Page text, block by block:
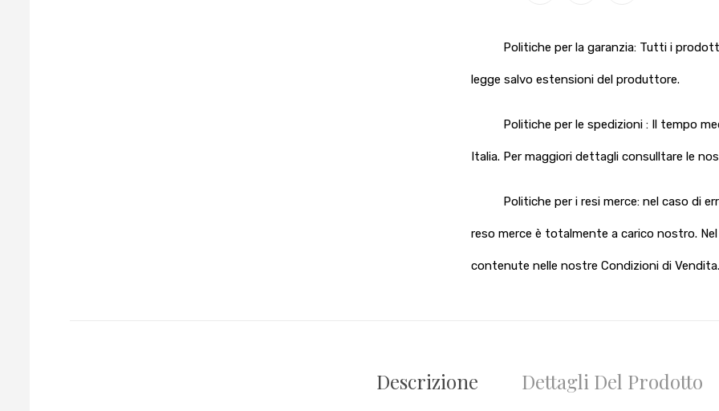
Politiche per la garanzia: Tutti i
legge salvo estensioni del produttore.
Politiche per le spedizioni : Il tempo
Italia. Per maggiori dettagli consulltare le
Politiche per i resi merce: nel caso di
reso merce è totalmente a carico nostro.
contenute nelle nostre Condizioni di Vendita.
Descrizione Dettagli Del Prodotto